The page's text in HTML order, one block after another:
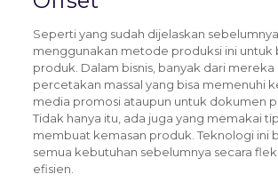
Seperti yang sudah dijelaskan
menggunakan metode produksi ini untuk
produk. Dalam bisnis, banyak dari
percetakan massal yang bisa memenuhi
media promosi ataupun untuk dokumen
Tidak hanya itu, ada juga yang memakai
membuat kemasan produk. Teknologi ini
semua kebutuhan sebelumnya secara
efisien.